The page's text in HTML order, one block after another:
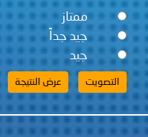
ممتاز
جيد جداً
جيد